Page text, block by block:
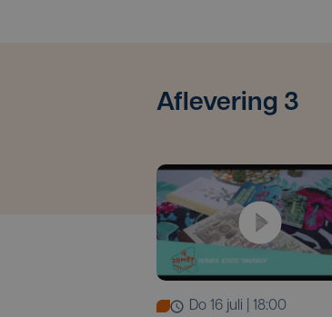
Aflevering 3
do 16 juli | 18:00